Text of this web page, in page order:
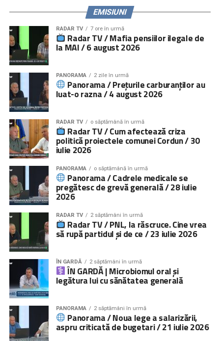
EMISIUNI
RADAR TV 7 ore în urmă
Radar TV / Mafia pensiilor ilegale de
la MAI / 6 august 2026
PANORAMA 2 zile în urmă
Panorama / Prețurile carburanților au
luat-o razna / 4 august 2026
RADAR TV o săptămână în urmă
Radar TV / Cum afectează criza
politică proiectele comunei Cordun / 30
iulie 2026
PANORAMA o săptămână în urmă
Panorama / Cadrele medicale se
pregătesc de grevă generală / 28 iulie
2026
RADAR TV 2 săptămâni în urmă
Radar TV / PNL, la răscruce. Cine vrea
să rupă partidul și de ce / 23 iulie 2026
ÎN GARDĂ 2 săptămâni în urmă
ÎN GARDĂ | Microbiomul oral și
legătura lui cu sănătatea generală
PANORAMA 2 săptămâni în urmă
Panorama / Noua lege a salarizării,
aspru criticată de bugetari / 21 iulie 2026